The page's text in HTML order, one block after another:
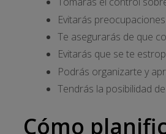
Evitarás
Te asegurarás de que
Evitarás que se te
Podrás organizarte y
Tendrás la posibilidad
Cómo